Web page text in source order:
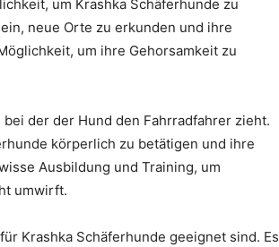
Hunderassen
um Krashka Schäferhunde zu
neue Orte zu erkunden und ihre
um ihre Gehorsamkeit zu
der der Hund den Fahrradfahrer zieht.
körperlich zu betätigen und ihre
Ausbildung und Training, um
umwirft.
Krashka Schäferhunde geeignet sind. Es